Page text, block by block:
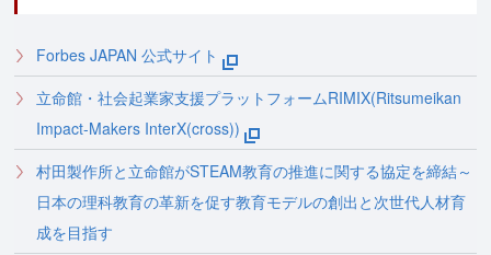
Forbes JAPAN 公式サイト
立命館・社会起業家支援プラットフォームRIMIX(Ritsumeikan
Impact-Makers InterX(cross))
村田製作所と立命館がSTEAM教育の推進に関する協定を締結～
日本の理科教育の革新を促す教育モデルの創出と次世代人材育
成を目指す